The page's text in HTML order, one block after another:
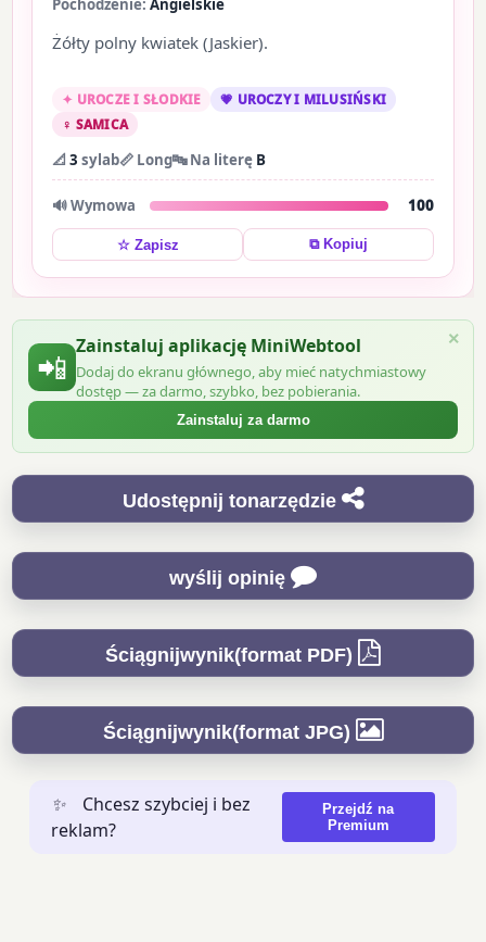
Pochodzenie:Angielskie
Żółty polny kwiatek (Jaskier).
✦ UROCZE I SŁODKIE
💗 UROCZY I MILUSIŃSKI
♀ SAMICA
📐3 sylab📏 Long🔤 Na literę B
🔊 Wymowa 100
☆ Zapisz ⧉ Kopiuj
📲
Zainstaluj aplikację MiniWebtool
Dodaj do ekranu głównego, aby mieć natychmiastowy
dostęp — za darmo, szybko, bez pobierania.
Zainstaluj za darmo
×
Udostępnij tonarzędzie
wyślij opinię
Ściągnijwynik(format PDF)
Ściągnijwynik(format JPG)
✨
Chcesz szybciej i bez
reklam?
Przejdź na
Premium